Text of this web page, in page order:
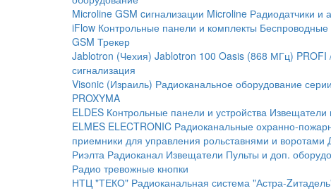
Microline GSM cигнализации Microline Радиодатчики и
iFlow Контрольные панели и комплекты Беспроводные
GSM Трекер
Jablotron (Чехия) Jablotron 100 Oasis (868 МГц)
сигнализация
Visonic (Израиль) Радиоканальное оборудование
PROXYMA
ELDES Контрольные панели и устройства Извещатели
ELMES ELECTRONIC Радиоканальные охранно-
приемники для управления рольставнями и воротами
Риэлта Радиоканал Извещатели Пульты и доп.
Радио тревожные кнопки
НТЦ "ТЕКО" Радиоканальная система "Астра-